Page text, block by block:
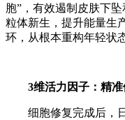
胞”，有效遏制皮肤下
粒体新生，提升能量生
环，从根本重构年轻状态
3维活力因子：精
细胞修复完成后，